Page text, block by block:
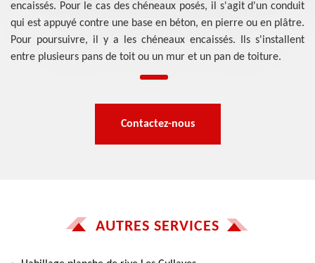
encaissés. Pour le cas des chéneaux posés, il s'agit d'un conduit
qui est appuyé contre une base en béton, en pierre ou en plâtre.
Pour poursuivre, il y a les chéneaux encaissés. Ils s'installent
entre plusieurs pans de toit ou un mur et un pan de toiture.
Contactez-nous
AUTRES SERVICES